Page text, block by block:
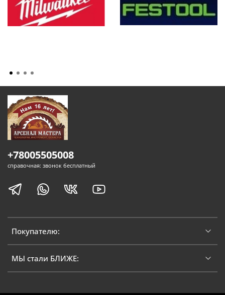
Покупателю:
МЫ стали БЛИЖЕ:
+78005505008
справочная: звонок бесплатный